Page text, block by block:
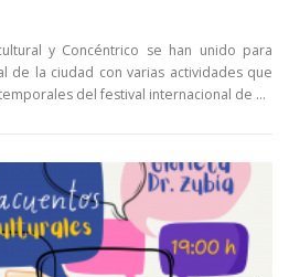
y Concéntrico se han unido para
de la ciudad con varias actividades que
del festival internacional de …